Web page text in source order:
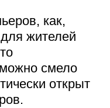
как,
жителей
смело
открыт